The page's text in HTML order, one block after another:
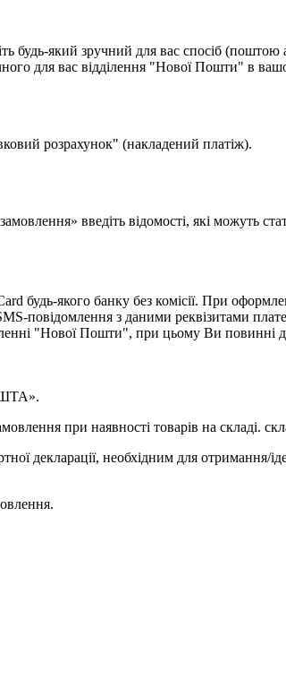
будь-який зручний для вас спосіб (поштою
для вас відділення "Нової Пошти" в
розрахунок" (накладений платіж).
введіть відомості, які можуть
будь-якого банку без комісії. При
повідомлення з даними реквізитами
"Нової Пошти", при цьому Ви
при наявності товарів на складі.
декларації, необхідним для отримання/